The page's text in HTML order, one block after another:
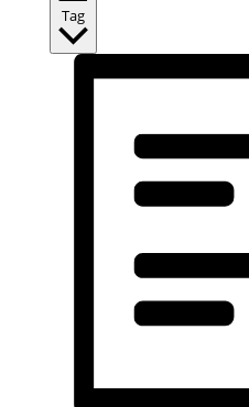
Tag